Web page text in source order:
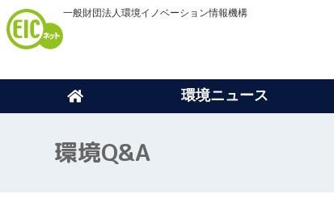
一般財団法人環境イノベーション情報機構
環境ニュース
環境Q&A